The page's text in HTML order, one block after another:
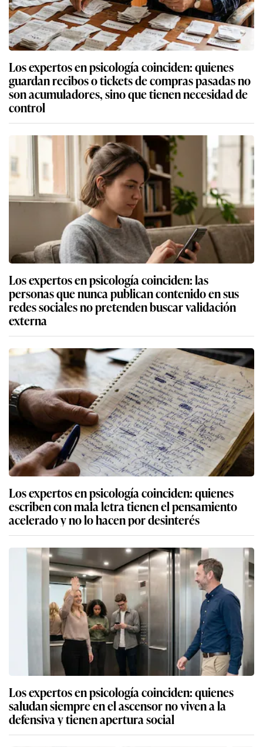
Los expertos en psicología coinciden: quienes
guardan recibos o tickets de compras pasadas no
son acumuladores, sino que tienen necesidad de
control
Los expertos en psicología coinciden: las
personas que nunca publican contenido en sus
redes sociales no pretenden buscar validación
externa
Los expertos en psicología coinciden: quienes
escriben con mala letra tienen el pensamiento
acelerado y no lo hacen por desinterés
Los expertos en psicología coinciden: quienes
saludan siempre en el ascensor no viven a la
defensiva y tienen apertura social